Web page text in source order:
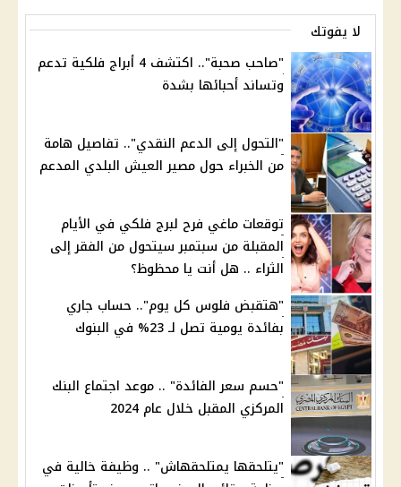
لا يفوتك
"صاحب صحبة".. اكتشف 4 أبراج فلكية تدعم
وتساند أحبائها بشدة
"التحول إلى الدعم النقدي".. تفاصيل هامة
من الخبراء حول مصير العيش البلدي المدعم
توقعات ماغي فرح لبرج فلكي في الأيام
المقبلة من سبتمبر سيتحول من الفقر إلى
الثراء .. هل أنت يا محظوظ؟
"هتقبض فلوس كل يوم".. حساب جاري
بفائدة يومية تصل لـ 23% في البنوك
"حسم سعر الفائدة" .. موعد اجتماع البنك
المركزي المقبل خلال عام 2024
"يتلحقها يمتلحقهاش" .. وظيفة خالية في